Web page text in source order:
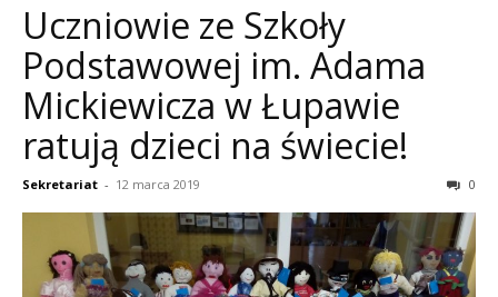
Uczniowie ze Szkoły
Podstawowej im. Adama
Mickiewicza w Łupawie
ratują dzieci na świecie!
Sekretariat - 12 marca 2019 0